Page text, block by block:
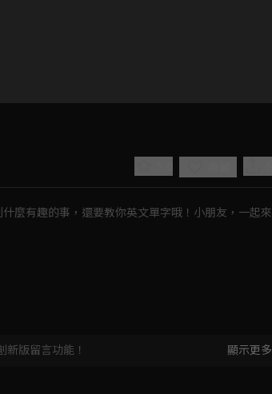
麼有趣的事，還要教你英文單字哦！小朋友，一起來
新版留言功能！ 顯示更多